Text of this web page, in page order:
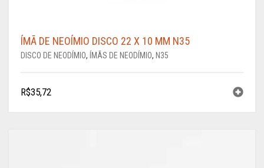
ÍMÃ DE NEOÍMIO DISCO 22 X 10 MM N35
DISCO DE NEODÍMIO, ÍMÃS DE NEODÍMIO, N35
R$35,72